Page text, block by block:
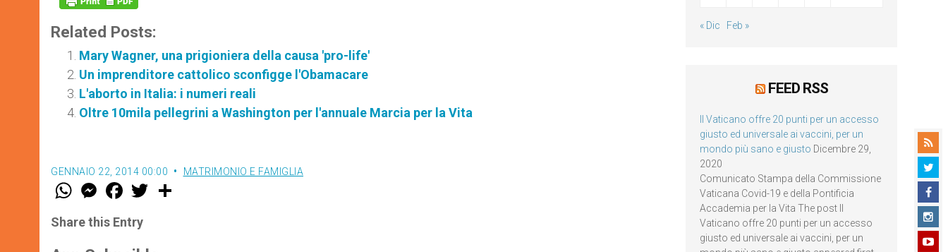
Related Posts:
Mary Wagner, una prigioniera della causa 'pro-life'
Un imprenditore cattolico sconfigge l'Obamacare
L'aborto in Italia: i numeri reali
Oltre 10mila pellegrini a Washington per l'annuale Marcia per la Vita
GENNAIO 22, 2014 00:00 MATRIMONIO E FAMIGLIA
W
t
s
M
e
s
e
F
a
e
b
w
Share this Entry
« Dic Feb »
FEED RSS
Il Vaticano offre 20 punti per un accesso
giusto ed universale ai vaccini, per un
mondo più sano e giusto Dicembre 29,
2020
Comunicato Stampa della Commissione
Vaticana Covid-19 e della Pontificia
Accademia per la Vita The post Il
Vaticano offre 20 punti per un accesso
giusto ed universale ai vaccini, per un